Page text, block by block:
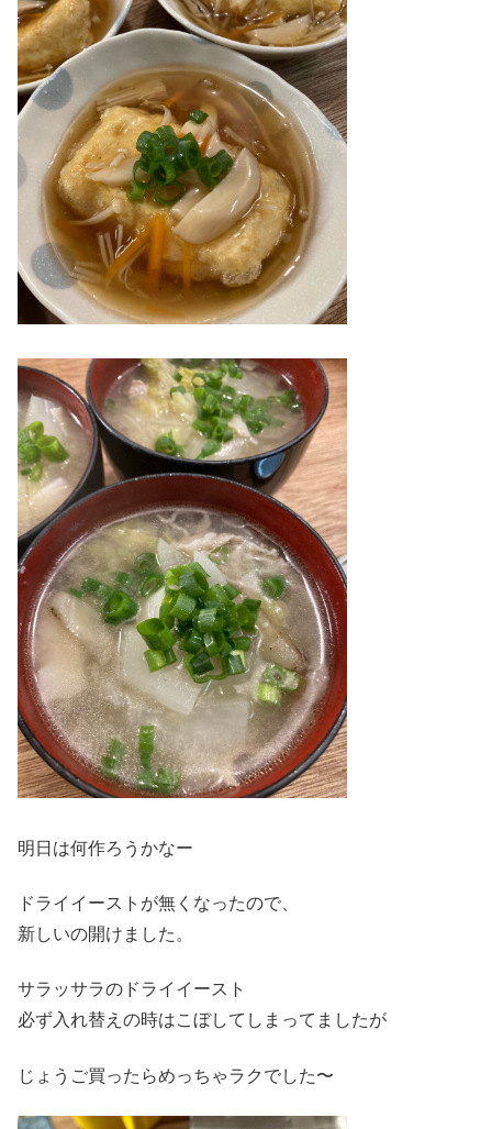
明日は何作ろうかなー
ドライイーストが無くなったので、
新しいの開けました。
サラッサラのドライイースト
必ず入れ替えの時はこぼしてしまってましたが
じょうご買ったらめっちゃラクでした〜